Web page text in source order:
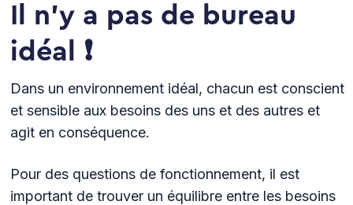
Il n’y a pas de bureau
idéal ❗
Dans un environnement idéal, chacun est conscient
et sensible aux besoins des uns et des autres et
agit en conséquence.
Pour des questions de fonctionnement, il est
important de trouver un équilibre entre les besoins